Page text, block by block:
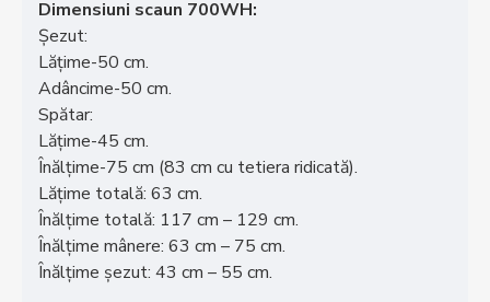
Dimensiuni scaun 700WH:
Șezut:
Lățime-50 cm.
Adâncime-50 cm.
Spătar:
Lățime-45 cm.
Înălțime-75 cm (83 cm cu tetiera ridicată).
Lățime totală: 63 cm.
Înălțime totală: 117 cm – 129 cm.
Înălțime mânere: 63 cm – 75 cm.
Înălțime șezut: 43 cm – 55 cm.